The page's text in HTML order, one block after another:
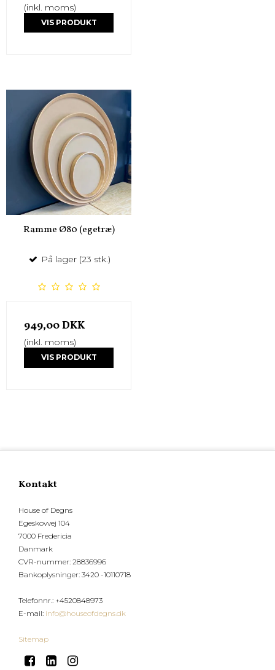
(inkl. moms)
VIS PRODUKT
Ramme Ø80 (egetræ)
På lager (23 stk.)
949,00 DKK
(inkl. moms)
VIS PRODUKT
Kontakt
House of Degns
Egeskovvej 104
7000 Fredericia
Danmark
CVR-nummer: 28836996
Bankoplysninger: 3420 -10110718
Telefonnr. : +4520848973
E-mail: info@houseofdegns.dk
Sitemap